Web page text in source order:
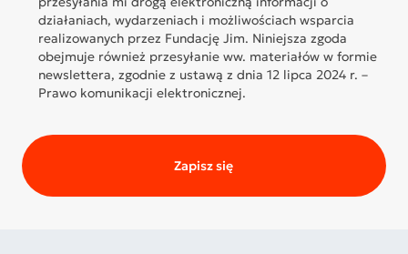
działaniach, wydarzeniach i możliwościach wsparcia
realizowanych przez Fundację Jim. Niniejsza zgoda
obejmuje również przesyłanie ww. materiałów w formie
newslettera, zgodnie z ustawą z dnia 12 lipca 2024 r. –
Prawo komunikacji elektronicznej.
Zapisz się